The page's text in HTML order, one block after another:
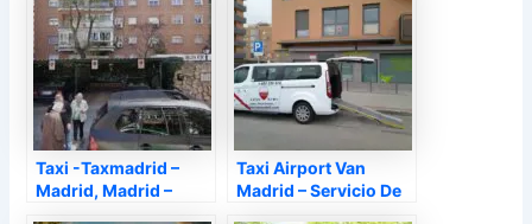
Taxi -Taxmadrid –
Madrid, Madrid –
Taxi Airport Van
Madrid – Servicio De